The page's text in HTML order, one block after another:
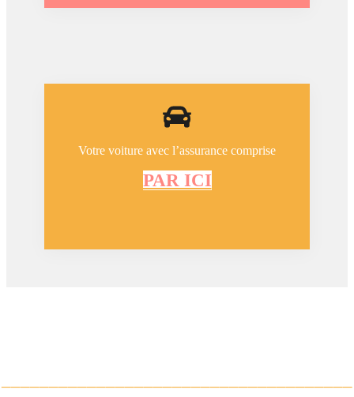
Votre voiture avec l’assurance comprise
PAR ICI